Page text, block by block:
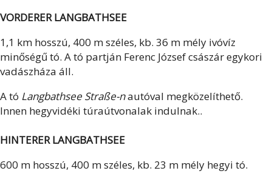
VORDERER LANGBATHSEE
1,1 km hosszú, 400 m széles, kb. 36 m mély ivóvíz
minőségű tó. A tó partján Ferenc József császár egykori
vadászháza áll.
A tó Langbathsee Straße-nautóval megközelíthető.
Innen hegyvidéki túraútvonalak indulnak..
HINTERER LANGBATHSEE
600 m hosszú, 400 m széles, kb. 23 m mély hegyi tó.